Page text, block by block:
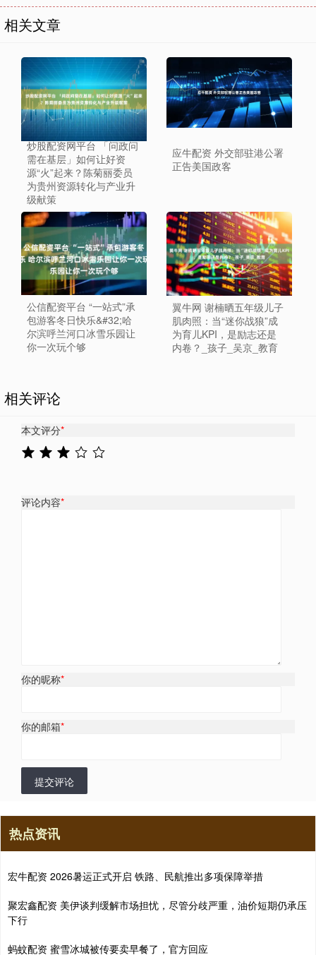
相关文章
炒股配资网平台 「问政问
需在基层」如何让好资
源“火”起来？陈菊丽委员
为贵州资源转化与产业升
级献策
应牛配资 外交部驻港公署
正告美国政客
公信配资平台 “一站式”承
包游客冬日快乐&#32;哈
尔滨呼兰河口冰雪乐园让
你一次玩个够
翼牛网 谢楠晒五年级儿子
肌肉照：当“迷你战狼”成
为育儿KPI，是励志还是
内卷？_孩子_吴京_教育
相关评论
本文评分*
评论内容*
你的昵称*
你的邮箱*
提交评论
热点资讯
宏牛配资 2026暑运正式开启 铁路、民航推出多项保障举措
聚宏鑫配资 美伊谈判缓解市场担忧，尽管分歧严重，油价短期仍承压
下行
蚂蚊配资 蜜雪冰城被传要卖早餐了，官方回应